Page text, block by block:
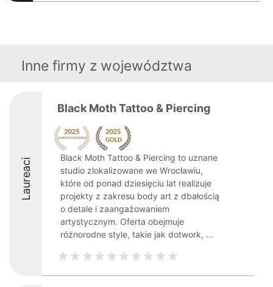
Inne firmy z województwa
Laureaci
Black Moth Tattoo & Piercing
Black Moth Tattoo & Piercing to uznane
studio zlokalizowane we Wrocławiu,
które od ponad dziesięciu lat realizuje
projekty z zakresu body art z dbałością
o detale i zaangażowaniem
artystycznym. Oferta obejmuje
różnorodne style, takie jak dotwork, ...